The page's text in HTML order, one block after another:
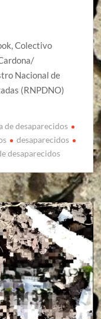
Colectivo
Nacional de
(RNPDNO)
de desaparecidos
desaparecidos
desaparecidos